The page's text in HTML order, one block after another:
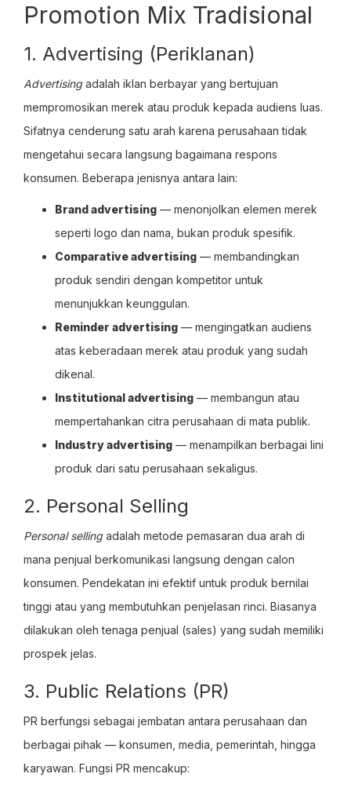
Promotion Mix Tradisional
1. Advertising (Periklanan)
Advertisingadalah iklan berbayar yang bertujuan
mempromosikan merek atau produk kepada audiens luas.
Sifatnya cenderung satu arah karena perusahaan tidak
mengetahui secara langsung bagaimana respons
konsumen. Beberapa jenisnya antara lain:
Brand advertising — menonjolkan elemen merek
seperti logo dan nama, bukan produk spesifik.
Comparative advertising — membandingkan
produk sendiri dengan kompetitor untuk
menunjukkan keunggulan.
Reminder advertising — mengingatkan audiens
atas keberadaan merek atau produk yang sudah
dikenal.
Institutional advertising — membangun atau
mempertahankan citra perusahaan di mata publik.
Industry advertising — menampilkan berbagai lini
produk dari satu perusahaan sekaligus.
2. Personal Selling
Personal sellingadalah metode pemasaran dua arah di
mana penjual berkomunikasi langsung dengan calon
konsumen. Pendekatan ini efektif untuk produk bernilai
tinggi atau yang membutuhkan penjelasan rinci. Biasanya
dilakukan oleh tenaga penjual (sales) yang sudah memiliki
prospek jelas.
3. Public Relations (PR)
PR berfungsi sebagai jembatan antara perusahaan dan
berbagai pihak — konsumen, media, pemerintah, hingga
karyawan. Fungsi PR mencakup: